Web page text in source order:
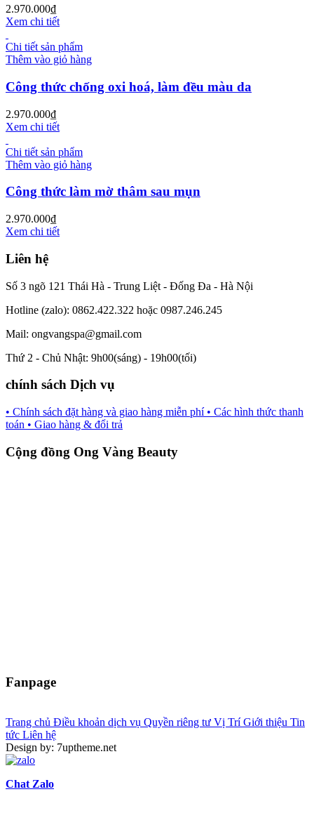
2.970.000₫
Xem chi tiết
Chi tiết sản phẩm
Thêm vào giỏ hàng
Công thức chống oxi hoá, làm đều màu da
2.970.000₫
Xem chi tiết
Chi tiết sản phẩm
Thêm vào giỏ hàng
Công thức làm mờ thâm sau mụn
2.970.000₫
Xem chi tiết
Liên hệ
Số 3 ngõ 121 Thái Hà - Trung Liệt - Đống Đa - Hà Nội
Hotline (zalo): 0862.422.322 hoặc 0987.246.245
Mail: ongvangspa@gmail.com
Thứ 2 - Chủ Nhật: 9h00(sáng) - 19h00(tối)
chính sách Dịch vụ
• Chính sách đặt hàng và giao hàng miễn phí • Các hình thức thanh
toán • Giao hàng & đổi trả
Cộng đồng Ong Vàng Beauty
Fanpage
Trang chủ Điều khoản dịch vụ Quyền riêng tư Vị Trí Giới thiệu Tin
tức Liên hệ
Design by: 7uptheme.net
Chat Zalo